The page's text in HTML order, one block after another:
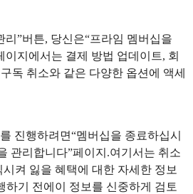
리”버튼, 당신은“프라임 멤버십을
이지에서는 결제 방법 업데이트, 회
독 취소와 같은 다양한 옵션에 액세
진행하려면“멤버십을 종료하십시
관리합니다”페이지.여기서는 취소
켜 잃을 혜택에 대한 자세한 정보
하기 전에이 정보를 신중하게 검토